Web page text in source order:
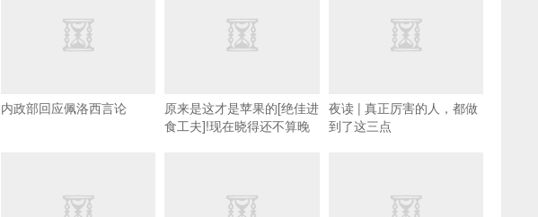
内政部回应佩洛西言论
原来是这才是苹果的[绝佳进
食工夫]!现在晓得还不算晚
夜读 | 真正厉害的人，都做
到了这三点